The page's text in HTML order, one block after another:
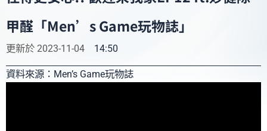
甲醛「Men’s Game玩物誌」
更新於 2023-11-04 14:50
資料來源：Men’s Game玩物誌